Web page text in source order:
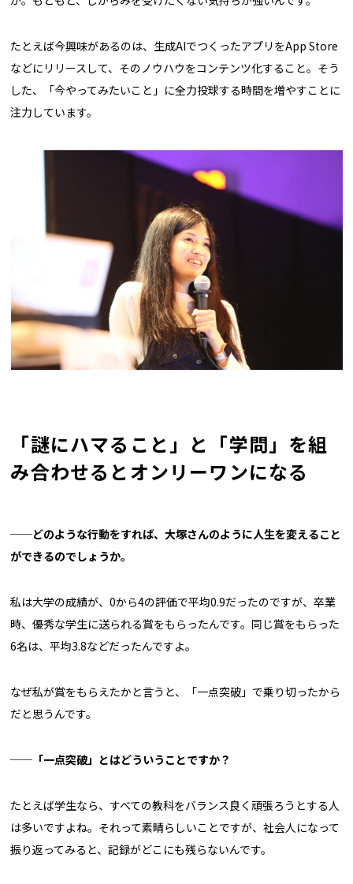
たとえば今興味があるのは、生成AIでつくったアプリをApp Store
などにリリースして、そのノウハウをコンテンツ化すること。そう
した、「今やってみたいこと」に全力投球する時間を増やすことに
注力しています。
「謎にハマること」と「学問」を組
み合わせるとオンリーワンになる
──どのような行動をすれば、大塚さんのように人生を変えること
ができるのでしょうか。
私は大学の成績が、0から4の評価で平均0.9だったのですが、卒業
時、優秀な学生に送られる賞をもらったんです。同じ賞をもらった
6名は、平均3.8などだったんですよ。
なぜ私が賞をもらえたかと言うと、「一点突破」で乗り切ったから
だと思うんです。
──「一点突破」とはどういうことですか？
たとえば学生なら、すべての教科をバランス良く頑張ろうとする人
は多いですよね。それって素晴らしいことですが、社会人になって
振り返ってみると、記録がどこにも残らないんです。